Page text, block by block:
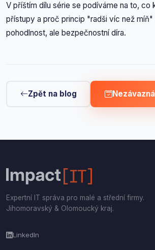
V příštím dílu série se podíváme na to, co
přístupy a proč princip "radši víc než míň"
pohodlnost, ale bezpečnostní díra.
Zpět na blog
Expertní IT správa pro malé a střední firmy.
Jihomoravský & Olomoucký kraj.
LinkedIn